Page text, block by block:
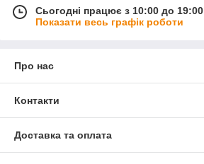
Сьогодні працює з 10:00 до 19:00
Показати весь графік роботи
Про нас
Контакти
Доставка та оплата